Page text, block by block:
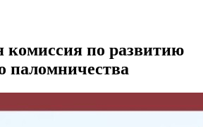
комиссия по развитию
паломничества